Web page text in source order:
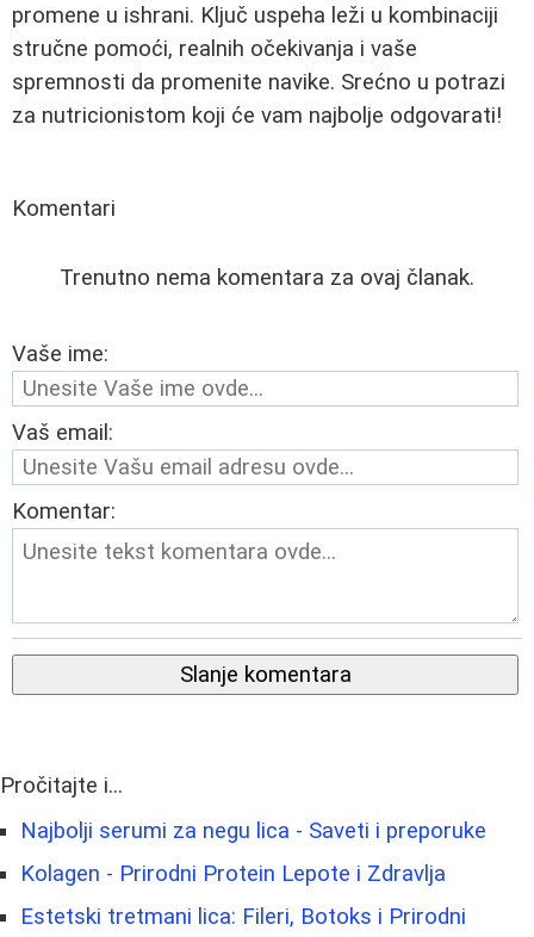
promene u ishrani. Ključ uspeha leži u kombinaciji
stručne pomoći, realnih očekivanja i vaše
spremnosti da promenite navike. Srećno u potrazi
za nutricionistom koji će vam najbolje odgovarati!
Komentari
Trenutno nema komentara za ovaj članak.
Vaše ime:
Vaš email:
Komentar:
Slanje komentara
Pročitajte i...
Najbolji serumi za negu lica - Saveti i preporuke
Kolagen - Prirodni Protein Lepote i Zdravlja
Estetski tretmani lica: Fileri, Botoks i Prirodni